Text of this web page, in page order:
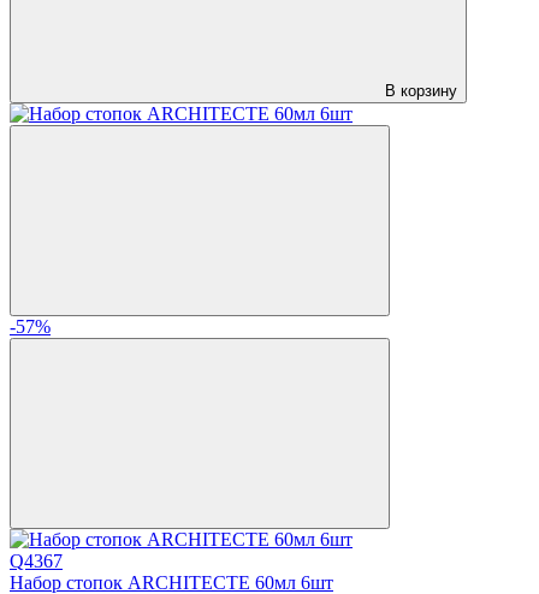
В корзину
-57%
Q4367
Набор стопок ARCHITECTE 60мл 6шт